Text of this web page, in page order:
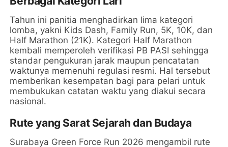
Tahun ini panitia menghadirkan lima kategori
lomba, yakni Kids Dash, Family Run, 5K, 10K, dan
Half Marathon (21K). Kategori Half Marathon
kembali memperoleh verifikasi PB PASI sehingga
standar pengukuran jarak maupun pencatatan
waktunya memenuhi regulasi resmi. Hal tersebut
memberikan kesempatan bagi para pelari untuk
membukukan catatan waktu yang diakui secara
nasional.
Rute yang Sarat Sejarah dan Budaya
Surabaya Green Force Run 2026 mengambil rute